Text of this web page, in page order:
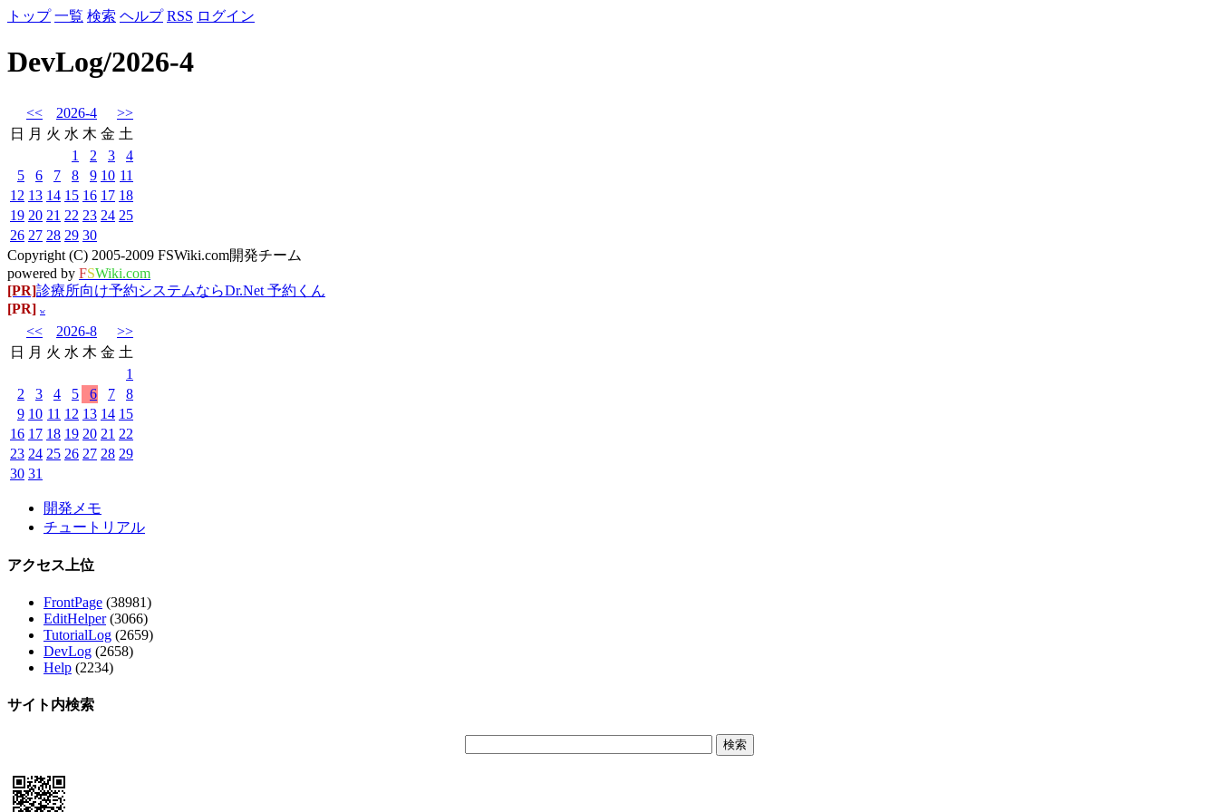
トップ 一覧 検索 ヘルプ RSS ログイン
DevLog/2026-4
<< 2026-4
>>
日
月 火 水 木 金 土
1
2 3
4
5
6 7 8 9 10 11
12 13 14 15 16 17 18
19 20 21 22 23 24 25
26 27 28 29 30
Copyright (C) 2005-2009 FSWiki.com開発チーム
powered by FSWiki.com
[PR]診療所向け予約システムならDr.Net 予約くん
[PR] w
<< 2026-8
>>
日
月 火 水 木 金 土
1
2
3 4 5 6 7
8
9 10 11 12 13 14 15
16 17 18 19 20 21 22
23 24 25 26 27 28 29
30 31
開発メモ
チュートリアル
アクセス上位
FrontPage (38981)
EditHelper(3066)
TutorialLog (2659)
DevLog (2658)
Help (2234)
サイト内検索